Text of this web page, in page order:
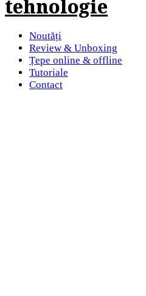
Noutăți
Review & Unboxing
Țepe online & offline
Tutoriale
Contact